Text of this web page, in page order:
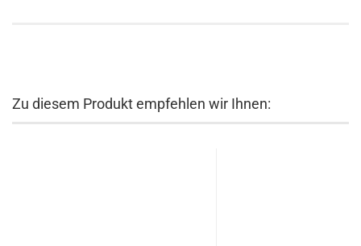
Zu diesem Produkt empfehlen wir Ihnen: